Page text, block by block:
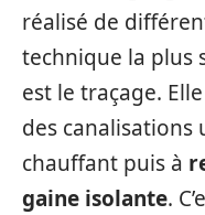
réalisé de
technique la plus
est le traçage.
des canalisations
chauffant puis à
gaine isolante.